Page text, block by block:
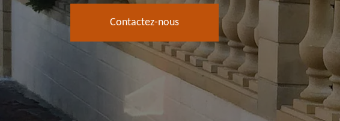
Contactez-nous